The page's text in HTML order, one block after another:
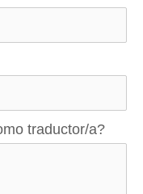
traductor/a?